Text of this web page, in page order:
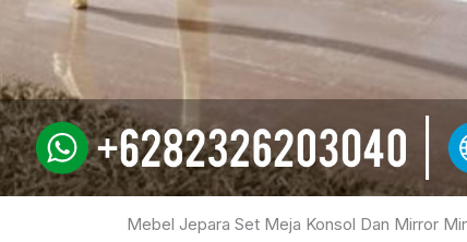
Mebel Jepara Set Meja Konsol Dan Mirror